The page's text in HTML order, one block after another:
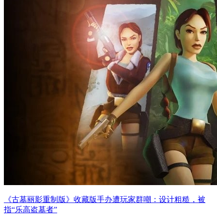
《古墓丽影重制版》收藏版手办遭玩家群嘲：设计粗糙，被
指“乐高盗墓者”